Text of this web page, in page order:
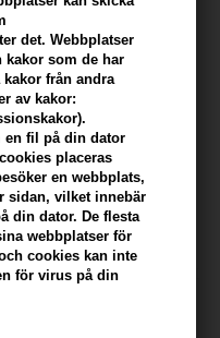
det. Webbplatser
kakor som de har
från andra
av kakor:
en fil på din dator
placeras
en webbplats,
sidan, vilket innebär
din dator. De flesta
webbplatser för
cookies kan inte
för virus på din
Mitchell Awapuhi
Original Wash 300
SEK